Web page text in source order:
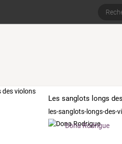
Les sanglots longs
les-sanglots-longs-des-
Dona Rodrigue